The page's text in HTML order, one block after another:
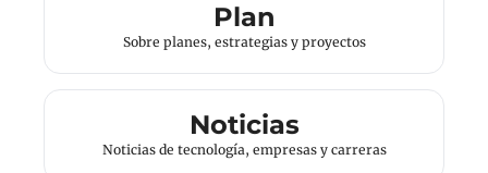
Plan
Sobre planes, estrategias y proyectos
Noticias
Noticias de tecnología, empresas y carreras